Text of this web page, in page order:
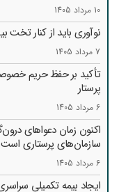
10 مرداد 1405
نوآوری باید از کنار تخت
7 مرداد 1405
تأکید بر حفظ حریم
پرستار
6 مرداد 1405
اکنون زمان دعواهای
سازمان‌های پرستاری است
6 مرداد 1405
ایجاد بیمه تکمیلی